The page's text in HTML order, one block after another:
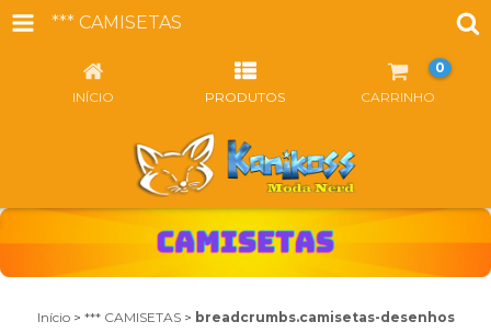
*** CAMISETAS
INÍCIO PRODUTOS CARRINHO
0
Início > *** CAMISETAS > breadcrumbs.camisetas-desenhos